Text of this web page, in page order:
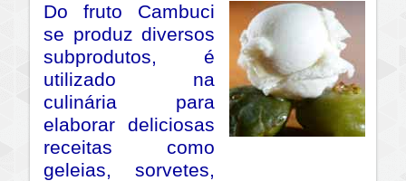
Do fruto Cambuci
se produz diversos
subprodutos, é
utilizado na
culinária para
elaborar deliciosas
receitas como
geleias, sorvetes,